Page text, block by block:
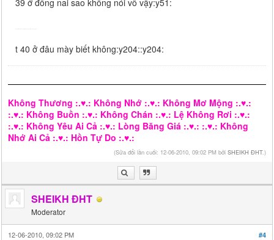
39 ở đồng nai sao không nói vô vậy:y51:
t 40 ở đâu mày biết không:y204::y204:
Không Thương :.♥.: Không Nhớ :.♥.: Không Mơ Mộng :.♥.:
:.♥.: Không Buồn :.♥.: Không Chán :.♥.: Lệ Không Rơi :.♥.:
:.♥.: Không Yêu Ai Cả :.♥.: Lòng Băng Giá :.♥.: :.♥.: Không
Nhớ Ai Cả :.♥.: Hồn Tự Do :.♥.:
(Sửa đổi lần cuối: 12-06-2010, 09:02 PM bởi SHEIKH ĐHT.)
SHEIKH ĐHT
Moderator
#4
12-06-2010, 09:02 PM